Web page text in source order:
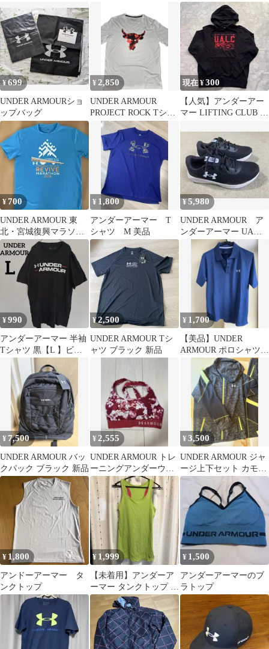
XL ブラック ポケット
付
ー
¥699
UNDER ARMOURショ
ップバッグ
¥2,850
UNDER ARMOUR
PROJECT ROCK Tシャ
ツ Lサイズ
現在 ¥300
【人気】アンダーアー
マー LIFTING CLUB パ
¥700
UNDER ARMOUR 東
北・宮城復興マラソン
2018 Tシャツ
¥ 1,800
アンダーアーマー T
シャツ M 美品
¥5,980
UNDER ARMOUR ア
ンダーアーマー UAチ
ャージド パスート3 新
¥990
アンダーアーマー 半袖
Tシャツ 黒【L 】ビッ
グロゴ トレーニング ト
ップス
¥2,500
UNDER ARMOUR Tシ
ャツ ブラック 新品
¥ 1,700
【美品】UNDER
ARMOUR ポロシャツ
ネイビー MD
¥ 7,500
UNDER ARMOUR バッ
クパック ブラック 新品
¥ 2,555
UNDER ARMOUR トレ
ーニングアンダーウェ
ア
¥3,500
UNDER ARMOUR ジャ
ージ上下セット カモフ
ラ柄
¥ 1,800
アンドーアーマー タ
ンクトップ
¥ 1,999
【未着用】アンダーア
ーマー タンクトップ グ
リーン
¥ 1,500
アンダーアーマーのブ
ラトップ